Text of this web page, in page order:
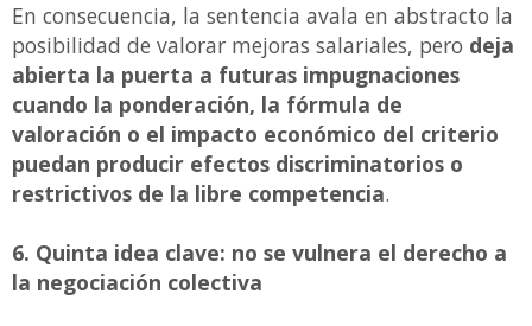
En consecuencia, la sentencia avala en abstracto la
posibilidad de valorar mejoras salariales, pero deja
abierta la puerta a futuras impugnaciones
cuando la ponderación, la fórmula de
valoración o el impacto económico del criterio
puedan producir efectos discriminatorios o
restrictivos de la libre competencia.
6. Quinta idea clave: no se vulnera el derecho a
la negociación colectiva